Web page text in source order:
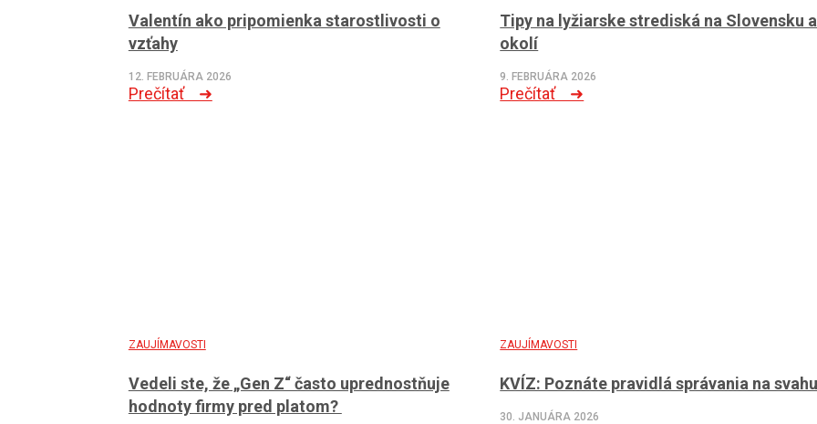
Valentín ako pripomienka starostlivosti o
vzťahy
12. FEBRUÁRA 2026
Prečítať ➜
Tipy na lyžiarske strediská na Slovensku
okolí
9. FEBRUÁRA 2026
Prečítať ➜
ZAUJÍMAVOSTI
Vedeli ste, že „Gen Z“ často uprednostňuje
hodnoty firmy pred platom?
ZAUJÍMAVOSTI
KVÍZ: Poznáte pravidlá správania na
30. JANUÁRA 2026